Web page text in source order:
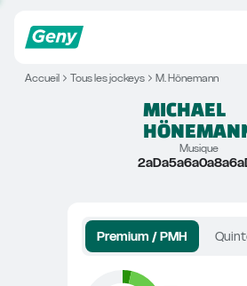
Accueil Tous les jockeys M. Hönemann
MICHAEL
Musique
Premium / PMH